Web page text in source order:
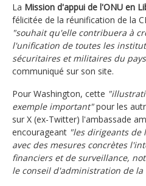
La Mission d'appui de l'ONU en
félicitée de la réunification de la
"souhait qu'elle contribuera à
l'unification de toutes les
sécuritaires et militaires du
communiqué sur son site.
Pour Washington, cette
exemple important"pour les
sur X (ex-Twitter) l'ambassade
encourageant "les dirigeants de
avec des mesures concrètes
financiers et de surveillance,
le conseil d'administration de la